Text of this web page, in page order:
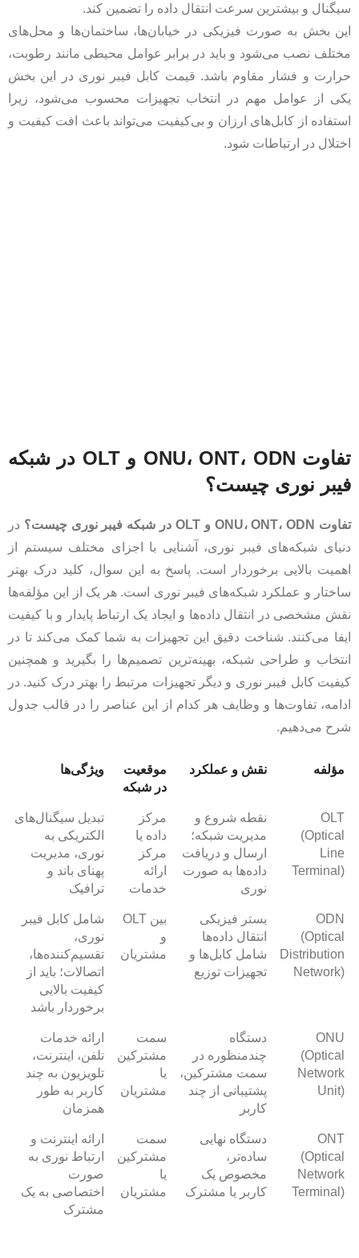
سیگنال و بیشترین سرعت انتقال داده را تضمین کند.
این بخش به صورت فیزیکی در خیابان‌ها، ساختمان‌ها و محل‌های
مختلف نصب می‌شود و باید در برابر عوامل محیطی مانند رطوبت،
حرارت و فشار مقاوم باشد. قیمت کابل فیبر نوری در این بخش
یکی از عوامل مهم در انتخاب تجهیزات محسوب می‌شود، زیرا
استفاده از کابل‌های ارزان و بی‌کیفیت می‌تواند باعث افت کیفیت و
اختلال در ارتباطات شود.
تفاوت ONU، ONT، ODN و OLT در شبکه
فیبر نوری چیست؟
تفاوت ONU، ONT، ODN و OLT در شبکه فیبر نوری چیست؟
در
دنیای شبکه‌های فیبر نوری، آشنایی با اجزای مختلف سیستم از
اهمیت بالایی برخوردار است. پاسخ به این سوال، کلید درک بهتر
ساختار و عملکرد شبکه‌های فیبر نوری است. هر یک از این مؤلفه‌ها
نقش مشخصی در انتقال داده‌ها و ایجاد یک ارتباط پایدار و با کیفیت
ایفا می‌کنند. شناخت دقیق این تجهیزات به شما کمک می‌کند تا در
انتخاب و طراحی شبکه، بهینه‌ترین تصمیم‌ها را بگیرید و همچنین
کیفیت کابل فیبر نوری و دیگر تجهیزات مرتبط را بهتر درک کنید. در
ادامه، تفاوت‌ها و وظایف هر کدام از این عناصر را در قالب جدول
شرح می‌دهیم.
مؤلفه نقش و عملکرد
موقعیت
در شبکه
ویژگی‌ها
OLT
(Optical
Line
Terminal)
نقطه شروع و
مدیریت شبکه؛
ارسال و دریافت
داده‌ها به صورت
نوری
مرکز
داده یا
مرکز
ارائه
خدمات
تبدیل سیگنال‌های
الکتریکی به
نوری، مدیریت
پهنای باند و
ترافیک
ODN
(Optical
Distribution
Network)
بستر فیزیکی
انتقال داده‌ها
شامل کابل‌ها و
تجهیزات توزیع
بین OLT
و
مشتریان
شامل کابل فیبر
نوری،
تقسیم‌کننده‌ها،
اتصالات؛ باید از
کیفیت بالایی
برخوردار باشد
ONU
(Optical
Network
Unit)
دستگاه
چندمنظوره در
سمت مشترکین،
پشتیبانی از چند
کاربر
سمت
مشترکین
یا
مشتریان
ارائه خدمات
تلفن، اینترنت،
تلویزیون به چند
کاربر به طور
همزمان
ONT
(Optical
Network
Terminal)
دستگاه نهایی
ساده‌تر،
مخصوص یک
کاربر یا مشترک
سمت
مشترکین
یا
مشتریان
ارائه اینترنت و
ارتباط نوری به
صورت
اختصاصی به یک
مشترک